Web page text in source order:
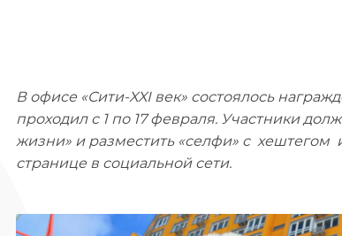
В офисе «Сити-XXI век» состоялось
проходил с 1 по 17 февраля. Участники
жизни» и разместить «селфи» с хештегом
странице в социальной сети.